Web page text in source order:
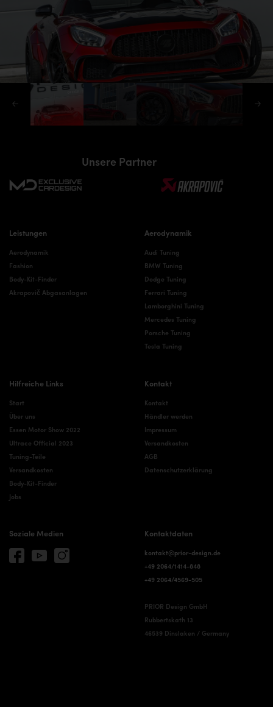
Unsere Partner
Leistungen
Aerodynamik
Fashion
Body-Kit-Finder
Akrapovič Abgasanlagen
Aerodynamik
Audi Tuning
BMW Tuning
Dodge Tuning
Ferrari Tuning
Lamborghini Tuning
Mercedes Tuning
Porsche Tuning
Tesla Tuning
Hilfreiche Links
Start
Über uns
Essen Motor Show 2022
Ultrace Official 2023
Tuning-Teile
Versandkosten
Body-Kit-Finder
Jobs
Kontakt
Kontakt
Händler werden
Impressum
Versandkosten
AGB
Datenschutzerklärung
Soziale Medien Kontaktdaten
kontakt@prior-design.de
+49 2064/1414-848
+49 2064/4569-505
PRIOR Design GmbH
Rubbertskath 13
46539 Dinslaken / Germany